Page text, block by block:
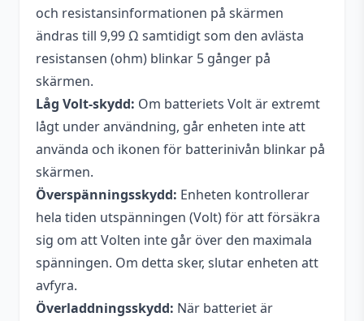
och resistansinformationen på skärmen
ändras till 9,99 Ω samtidigt som den avlästa
resistansen (ohm) blinkar 5 gånger på
skärmen.
Låg Volt-skydd: Om batteriets Volt är extremt
lågt under användning, går enheten inte att
använda och ikonen för batterinivån blinkar på
skärmen.
Överspänningsskydd: Enheten kontrollerar
hela tiden utspänningen (Volt) för att försäkra
sig om att Volten inte går över den maximala
spänningen. Om detta sker, slutar enheten att
avfyra.
Överladdningsskydd: När batteriet är